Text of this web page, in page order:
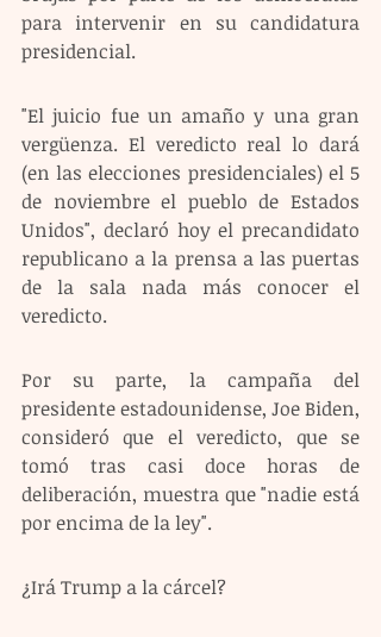
para intervenir en su candidatura
presidencial.
"El juicio fue un amaño y una gran
vergüenza. El veredicto real lo dará
(en las elecciones presidenciales) el 5
de noviembre el pueblo de Estados
Unidos", declaró hoy el precandidato
republicano a la prensa a las puertas
de la sala nada más conocer el
veredicto.
Por su parte, la campaña del
presidente estadounidense, Joe Biden,
consideró que el veredicto, que se
tomó tras casi doce horas de
deliberación, muestra que "nadie está
por encima de la ley".
¿Irá Trump a la cárcel?